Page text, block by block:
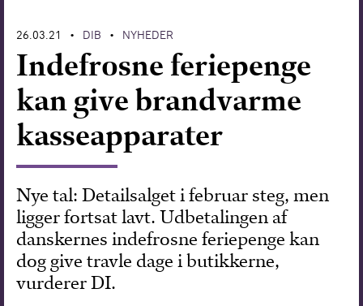
Europapolitik
Forskning
26.03.21 • DIB • NYHEDER
Indefrosne feriepenge
kan give brandvarme
kasseapparater
Nye tal: Detailsalget i februar steg, men
ligger fortsat lavt. Udbetalingen af
danskernes indefrosne feriepenge kan
dog give travle dage i butikkerne,
vurderer DI.